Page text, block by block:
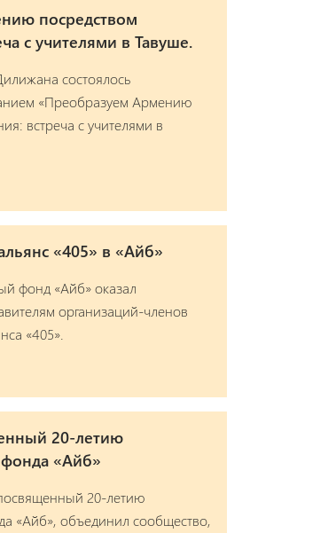
посредством
с учителями в Тавуше.
состоялось
«Преобразуем Армению
встреча с учителями в
«405» в «Айб»
фонд «Айб» оказал
организаций-членов
«405».
20-летию
«Айб»
20-летию
«Айб», объединил сообщество,